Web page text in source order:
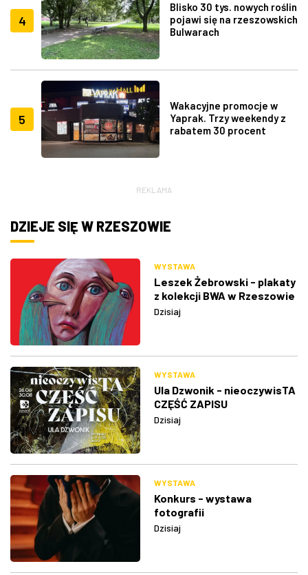
4
Blisko 30 tys. nowych roślin
pojawi się na rzeszowskich
Bulwarach
5
Wakacyjne promocje w
Yaprak. Trzy weekendy z
rabatem 30 procent
REKLAMA
DZIEJE SIĘ W RZESZOWIE
WYSTAWA
Leszek Żebrowski - plakaty
z kolekcji BWA w Rzeszowie
Dzisiaj
WYSTAWA
Ula Dzwonik - nieoczywisTA
CZĘŚĆ ZAPISU
Dzisiaj
WYSTAWA
Konkurs - wystawa
fotografii
Dzisiaj